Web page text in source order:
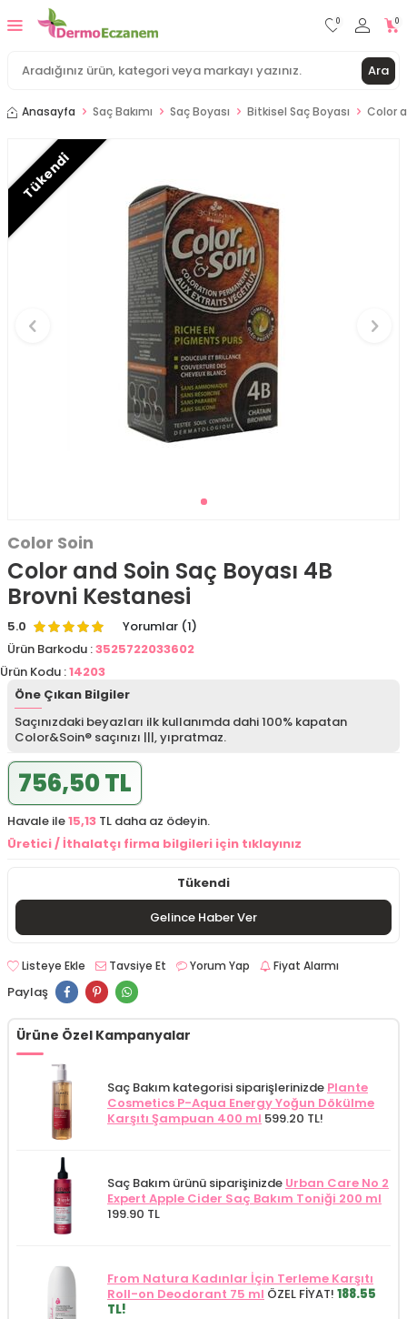
Ara
0 0
Anasayfa Saç Bakımı Saç Boyası Bitkisel Saç Boyası Color
Tükendi
Color Soin
Color and Soin Saç Boyası 4B
Brovni Kestanesi
5.0
Yorumlar (1)
Ürün Barkodu :3525722033602
Ürün Kodu :14203
Öne Çıkan Bilgiler
Saçınızdaki beyazları ilk kullanımda dahi 100% kapatan
Color&Soin® saçınızı |||, yıpratmaz.
756,50 TL
Havale ile15,13 TL daha az ödeyin.
Üretici / İthalatçı firma bilgileri için tıklayınız
Tükendi
Gelince Haber Ver
Listeye Ekle Tavsiye Et Yorum Yap Fiyat Alarmı
Paylaş
Ürüne Özel Kampanyalar
Saç Bakım kategorisi siparişlerinizde Plante
Cosmetics P-Aqua Energy Yoğun Dökülme
Karşıtı Şampuan 400 ml 599.20 TL!
Saç Bakım ürünü siparişinizde Urban Care No 2
Expert Apple Cider Saç Bakım Toniği 200 ml
199.90 TL
From Natura Kadınlar İçin Terleme Karşıtı
Roll-on Deodorant 75 ml ÖZEL FİYAT! 188.55
TL!